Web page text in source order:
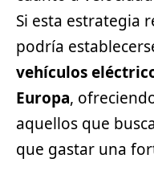
Si esta estrategia
podría
vehículos
Europa,
aquellos que
que gastar una